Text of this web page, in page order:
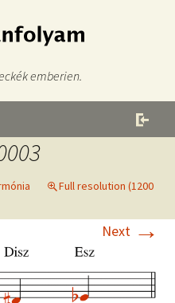
emberien.
Full resolution (1200
Next →